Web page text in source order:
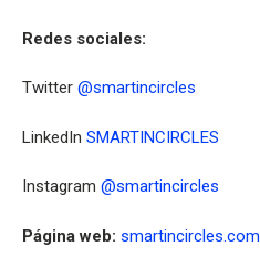
Redes sociales:
Twitter @smartincircles
LinkedIn SMARTINCIRCLES
Instagram @smartincircles
Página web: smartincircles.com